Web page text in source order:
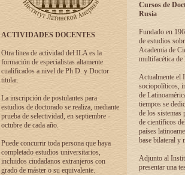
ACTIVIDADES DOCENTES
Otra línea de actividad del ILA es la
formación de especialistas altamente
cualificados a nivel de Ph.D. y Doctor
titular.
La inscripción de postulantes para
estudios de doctorado se realiza, mediante
prueba de selectividad, en septiembre -
octubre de cada año.
Puede concurrir toda persona que haya
completado estudios universitarios,
incluidos ciudadanos extranjeros con
grado de máster o su equivalente.
Cursos de
Rusia
Fundado en
de estudios
Academia de
multifacética de
Actualmente el
sociopolíticos,
de
tiempos se
de los sistemas
de científicos
países
base bilateral y
Adjunto al
presentar una